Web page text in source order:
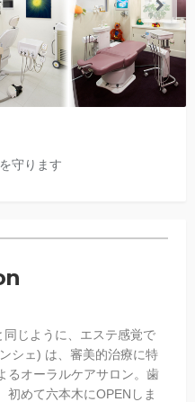
ステキに
守ります
ワイトニング
じように、エステ感覚で
シェ) は、審美的治療に特
るオーラルケアサロン。歯
初めて六本木にOPENしま